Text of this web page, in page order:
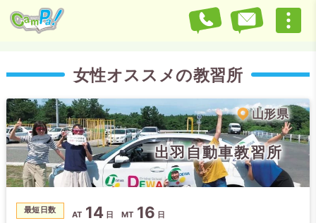
女性オススメの教習所
山形県
出羽自動車教習所
最短日数 AT 14 日 MT 16 日